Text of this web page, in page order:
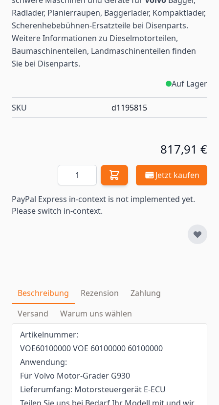
Radlader, Planierraupen, Baggerlader, Kompaktlader,
Scherenhebebühnen-Ersatzteile bei Disenparts.
Weitere Informationen zu Dieselmotorteilen,
Baumaschinenteilen, Landmaschinenteilen finden
Sie bei Disenparts.
Auf Lager
SKU d1195815
817,91 €
Menge Jetzt kaufen
PayPal Express in-context is not implemented yet.
Please switch in-context.
Beschreibung Rezension
Zahlung
Versand
Warum uns wählen
Artikelnummer:
VOE60100000 VOE 60100000 60100000
Anwendung:
Für Volvo Motor-Grader G930
Lieferumfang: Motorsteuergerät E-ECU